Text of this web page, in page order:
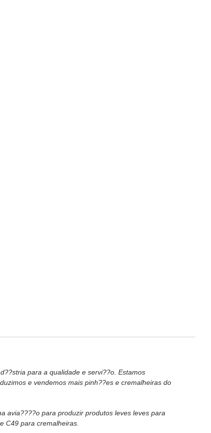
para a qualidade e servi??o. Estamos
e vendemos mais pinh??es e cremalheiras do
avia????o para produzir produtos leves leves para
C49 para cremalheiras.